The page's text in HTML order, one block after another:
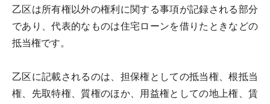
乙区は所有権以外の権利に関する事項が記録される部分
であり、代表的なものは住宅ローンを借りたときなどの
抵当権です。
乙区に記載されるのは、担保権としての抵当権、根抵当
権、先取特権、質権のほか、用益権としての地上権、賃